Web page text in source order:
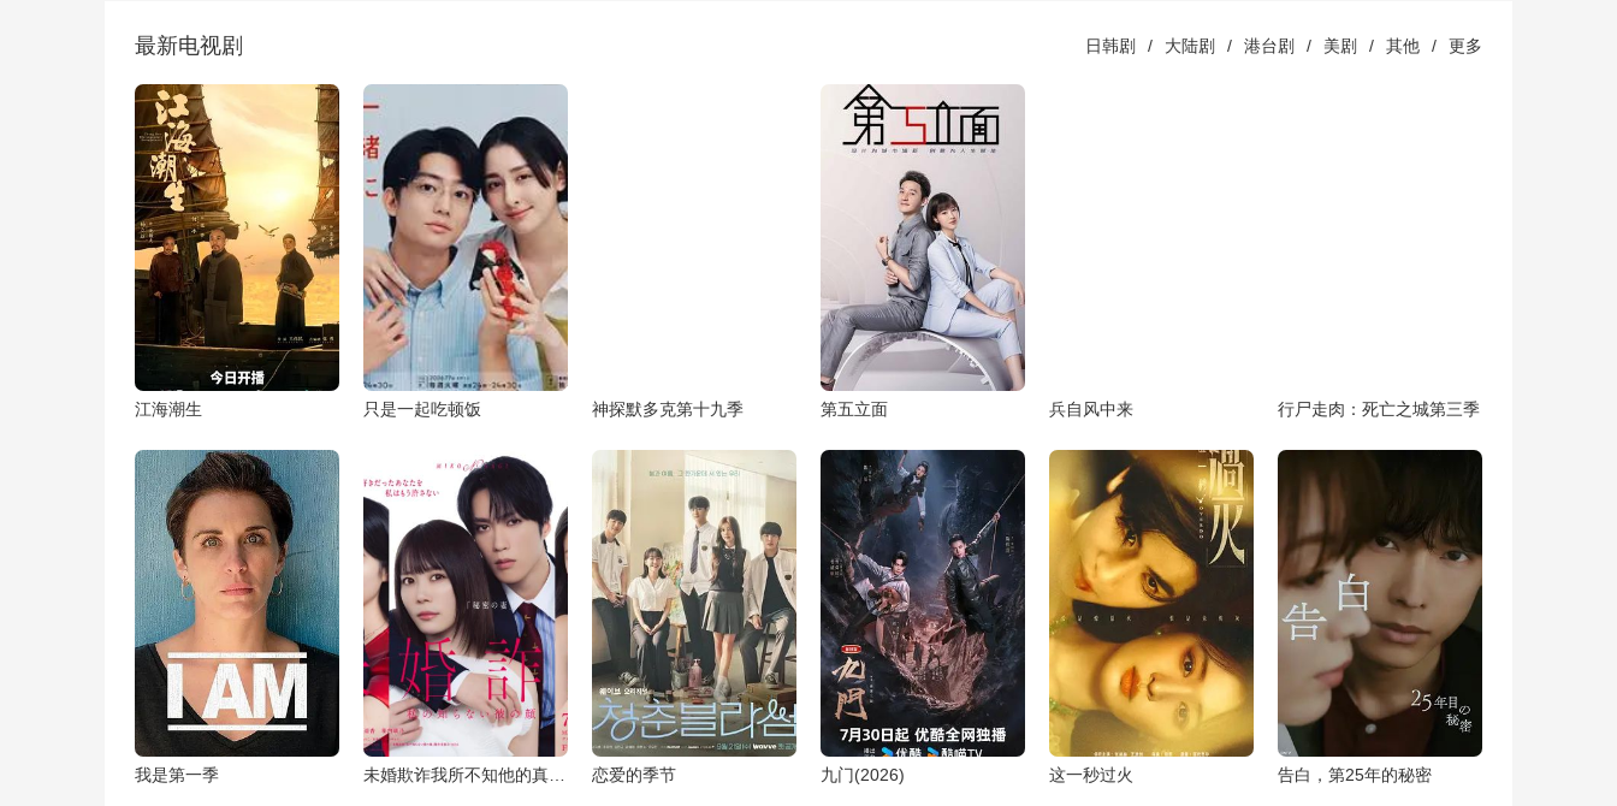
最新电视剧 日韩剧 / 大陆剧 / 港台剧 / 美剧 / 其他 / 更多
江海潮生 只是一起吃顿饭 神探默多克第十九季 第五立面 兵自风中来 行尸走肉：死亡之城第三季
我是第一季 恋爱的季节 九门(2026) 这一秒过火 告白，第25年的秘密